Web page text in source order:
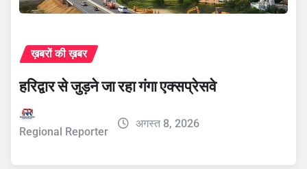
ख़बरों की ख़बर
हरिद्वार से जुड़ने जा रहा गंगा एक्सप्रेसवे
Regional Reporter
अगस्त 8, 2026